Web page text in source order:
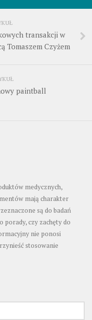
transakcji w
Tomaszem Czyżem
paintball
medycznych,
mają charakter
są do badań
porady, czy zachęty do
nie ponosi
stosowanie